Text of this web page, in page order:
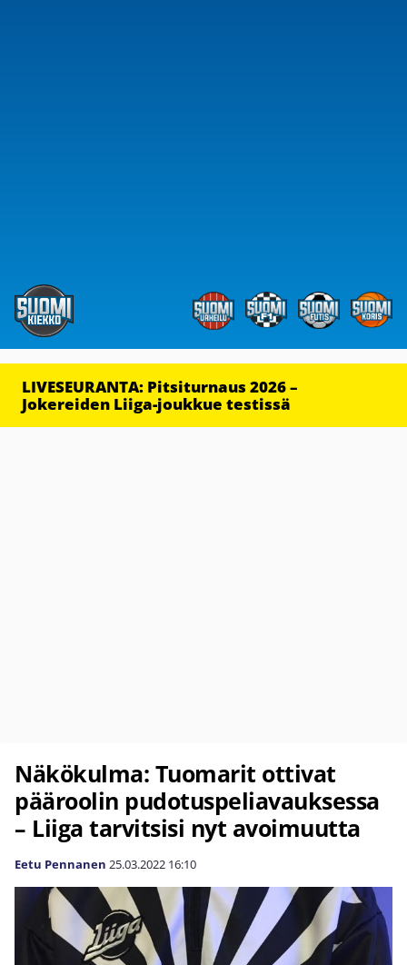
LIVESEURANTA: Pitsiturnaus 2026 –
Jokereiden Liiga-joukkue testissä
Näkökulma: Tuomarit ottivat
pääroolin pudotuspeliavauksessa
– Liiga tarvitsisi nyt avoimuutta
Eetu Pennanen 25.03.2022 16:10